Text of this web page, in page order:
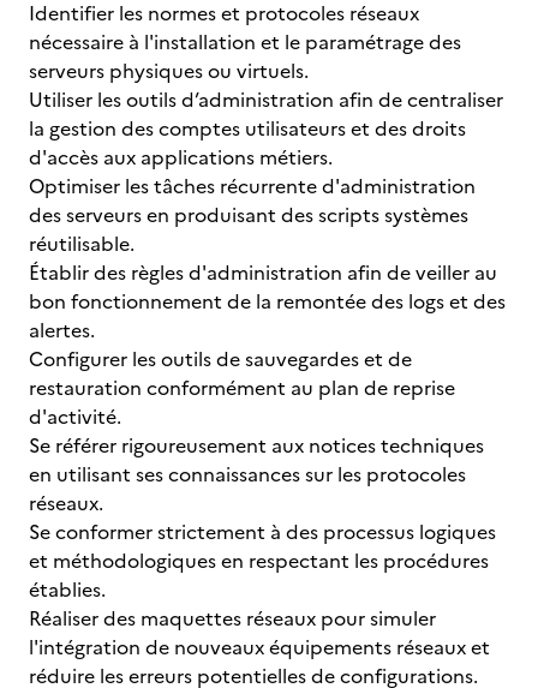
Identifier les normes et protocoles réseaux
nécessaire à l'installation et le paramétrage des
serveurs physiques ou virtuels.
Utiliser les outils d’administration afin de centraliser
la gestion des comptes utilisateurs et des droits
d'accès aux applications métiers.
Optimiser les tâches récurrente d'administration
des serveurs en produisant des scripts systèmes
réutilisable.
Établir des règles d'administration afin de veiller au
bon fonctionnement de la remontée des logs et des
alertes.
Configurer les outils de sauvegardes et de
restauration conformément au plan de reprise
d'activité.
Se référer rigoureusement aux notices techniques
en utilisant ses connaissances sur les protocoles
réseaux.
Se conformer strictement à des processus logiques
et méthodologiques en respectant les procédures
établies.
Réaliser des maquettes réseaux pour simuler
l'intégration de nouveaux équipements réseaux et
réduire les erreurs potentielles de configurations.